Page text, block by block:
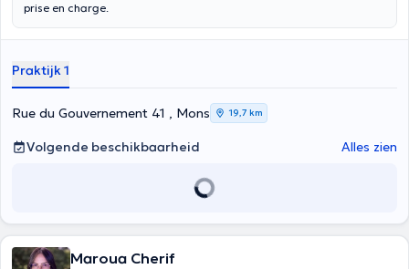
prise en charge.
Praktijk 1
Rue du Gouvernement 41 , Mons 19,7 km
Volgende beschikbaarheid Alles zien
Maroua Cherif